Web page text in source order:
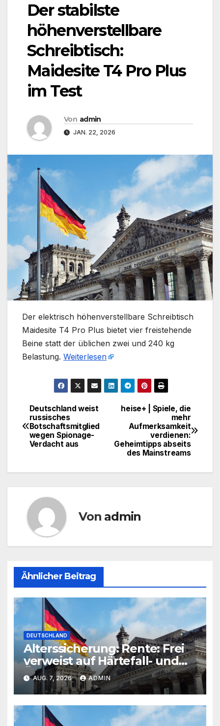
Der stabilste
höhenverstellbare
Schreibtisch:
Maidesite T4 Pro Plus
im Test
Von admin
JAN. 22, 2026
​Der elektrisch höhenverstellbare Schreibtisch
Maidesite T4 Pro Plus bietet vier freistehende
Beine statt der üblichen zwei und 240 kg
Belastung. Weiterlesen
Beitragsnavigation
heise+ | Spiele, die
mehr
Aufmerksamkeit
verdienen:
Geheimtipps abseits
des Mainstreams
Deutschland weist
russisches
Botschaftsmitglied
wegen Spionage-
Verdacht aus
Von admin
Ähnlicher Beitrag
DEUTSCHLAND
Alterssicherung: Rente: Frei
verweist auf Härtefall- und
Übergangsregelungen
AUG. 7, 2026 ADMIN